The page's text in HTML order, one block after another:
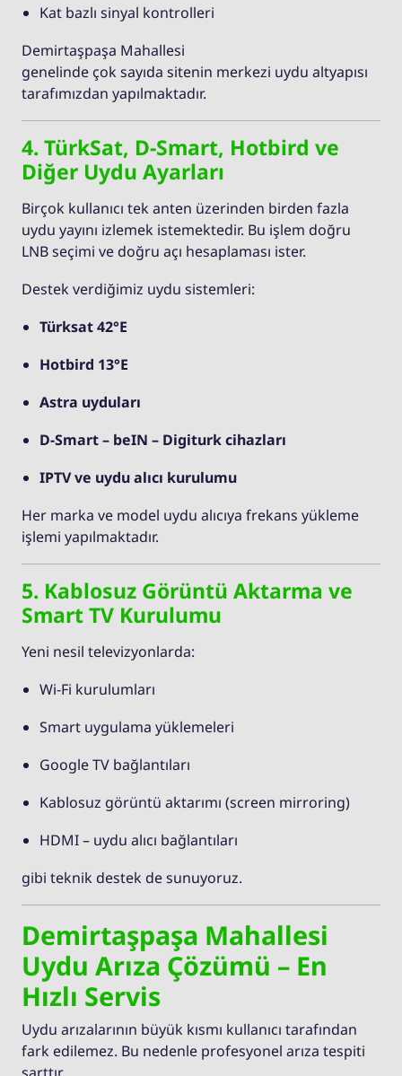
Kat bazlı sinyal kontrolleri
Demirtaşpaşa Mahallesi
genelinde çok sayıda sitenin merkezi uydu altyapısı
tarafımızdan yapılmaktadır.
4. TürkSat, D-Smart, Hotbird ve
Diğer Uydu Ayarları
Birçok kullanıcı tek anten üzerinden birden fazla
uydu yayını izlemek istemektedir. Bu işlem doğru
LNB seçimi ve doğru açı hesaplaması ister.
Destek verdiğimiz uydu sistemleri:
Türksat 42°E
Hotbird 13°E
Astra uyduları
D-Smart – beIN – Digiturk cihazları
IPTV ve uydu alıcı kurulumu
Her marka ve model uydu alıcıya frekans yükleme
işlemi yapılmaktadır.
5. Kablosuz Görüntü Aktarma ve
Smart TV Kurulumu
Yeni nesil televizyonlarda:
Wi-Fi kurulumları
Smart uygulama yüklemeleri
Google TV bağlantıları
Kablosuz görüntü aktarımı (screen mirroring)
HDMI – uydu alıcı bağlantıları
gibi teknik destek de sunuyoruz.
Demirtaşpaşa Mahallesi
Uydu Arıza Çözümü – En
Hızlı Servis
Uydu arızalarının büyük kısmı kullanıcı tarafından
fark edilemez. Bu nedenle profesyonel arıza tespiti